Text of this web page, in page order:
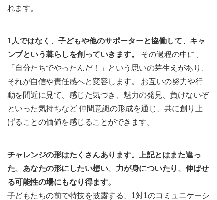
れます。
1人ではなく、子どもや他のサポーターと協働して、キャ
ンプという暮らしを創っていきます。
その過程の中に、
「自分たちでやったんだ！」という思いの芽生えがあり、
それが自信や責任感へと変容します。 お互いの努力や行
動を間近に見て、感じた気づき、魅力の発見、負けないぞ
といった気持ちなど 仲間意識の形成を通じ、共に創り上
げることの価値を感じることができます。
チャレンジの形はたくさんあります。上記とはまた違っ
た、あなたの形にしたい想い、力が身についたり、伸ばせ
る可能性の場にもなり得ます。
子どもたちの前で特技を披露する、1対1のコミュニケーシ